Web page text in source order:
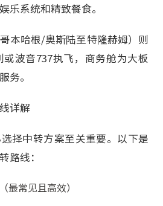
乐系统和精致餐食。
本哈根/奥斯陆至特隆赫姆）则
或波音737执飞，商务舱为大板
务。
详解
择中转方案至关重要。以下是
路线：
最常见且高效）